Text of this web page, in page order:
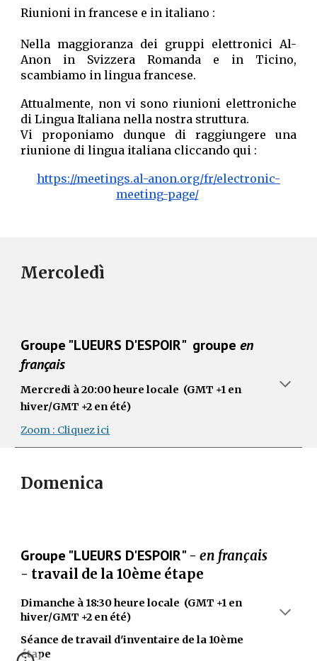
Riunioni in francese e in italiano :
Nella maggioranza dei gruppi elettronici Al-
Anon in Svizzera Romanda e in Ticino,
scambiamo in lingua francese.
Attualmente, non vi sono riunioni elettroniche
di Lingua Italiana nella nostra struttura.
Vi proponiamo dunque di raggiungere una
riunione di lingua italiana cliccando qui :
https://meetings.al-anon.org/fr/electronic-
meeting-page/
Mercoledì
Groupe "LUEURS D'ESPOIR" groupeen
français
Mercredi à 20:00 heure locale (GMT +1 en
hiver/GMT +2 en été)
Zoom : Cliquez ici
Domenica
Groupe "LUEURS D'ESPOIR" -en français
- travail de la 10ème étape
Dimanche à 18:30 heure locale (GMT +1 en
hiver/GMT +2 en été)
Séance de travail d'inventaire de la 10ème
étape